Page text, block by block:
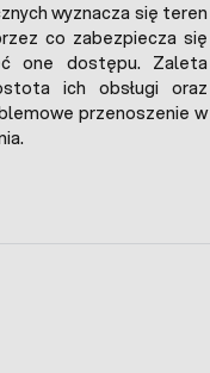
wyznacza się teren
co zabezpiecza się
one dostępu. Zaleta
ich obsługi oraz
przenoszenie w